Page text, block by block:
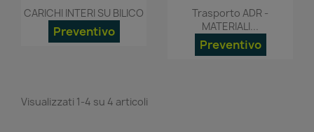
 Anteprima
CARICHI INTERI SU BILICO
Preventivo
Anteprima
Trasporto ADR -
MATERIALI...
Preventivo
Visualizzati 1-4 su 4 articoli